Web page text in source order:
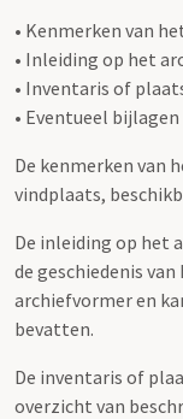
• Kenmerken van
• Inleiding op het
• Inventaris of
• Eventueel bijlagen
De kenmerken van
vindplaats,
De inleiding op het
de geschiedenis
archiefvormer en
bevatten.
De inventaris of
overzicht van